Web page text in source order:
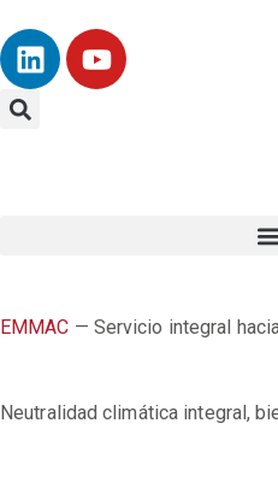
EMMAC — Servicio integral
Neutralidad climática integral,